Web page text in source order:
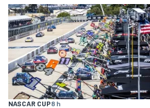
NASCAR CUP8 h